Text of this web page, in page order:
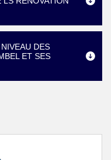
DES
ET SES